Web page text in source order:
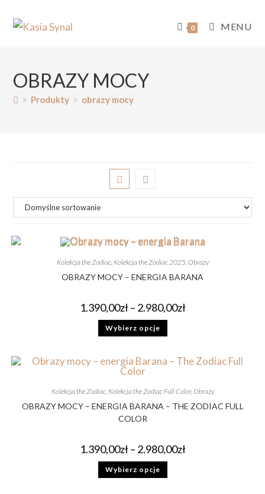
0 MENU
OBRAZY MOCY
> Produkty > obrazy mocy
Kolekcja the Zodiac, Kolekcja the Zodiac 2025,Obrazy
OBRAZY MOCY – ENERGIA BARANA
1.390,00zł – 2.980,00zł
Wybierz opcje
Kolekcja the Zodiac, Kolekcja the Zodiac Full Color, Obrazy
OBRAZY MOCY – ENERGIA BARANA – THE ZODIAC FULL
COLOR
1.390,00zł – 2.980,00zł
Wybierz opcje